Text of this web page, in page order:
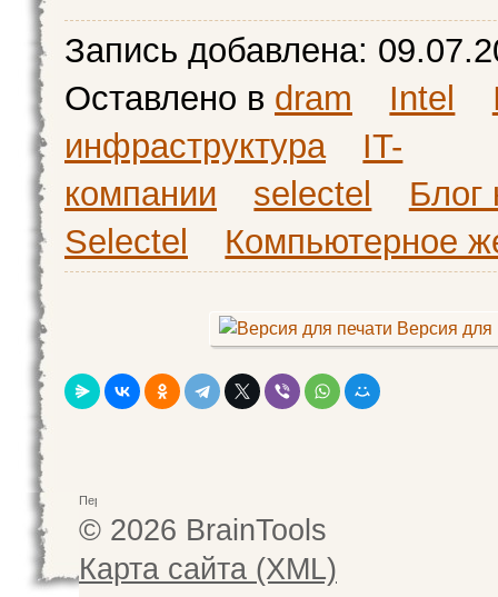
Запись добавлена:
Оставлено в dram Intel
инфраструктура
IT-
компании
selectel
Блог
Selectel
Компьютерное
Версия для
© 2026 BrainTools
Карта сайта (XML)